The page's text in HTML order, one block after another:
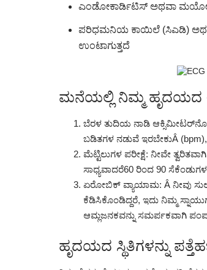
ಎಂಡೋಕಾರ್ಡಿಟಿಸ್ ಅಥವಾ
ಪರಿಧಮನಿಯ ಕಾಯಿಲೆ (ಸಿಎಡಿ)
ಉಂಟಾಗುತ್ತದೆ
ಮನೆಯಲ್ಲಿ ನಿಮ್ಮ ಹೃದಯದ
ಬೆರಳ ತುದಿಯ ನಾಡಿ
ಬಡಿತಗಳ ನಡುವೆ ಇರಬೇಕುÂ
ಮೆಟ್ಟಿಲುಗಳ ಪರೀಕ್ಷೆ: ನೀವೇ
ಸಾಧ್ಯವಾದರೆ60 ರಿಂದ 90
ಏರೋಬಿಕ್ ವ್ಯಾಯಾಮ: Â ನೀವು
ಕೆಡಿಸಿಕೊಂಡಿದ್ದರೆ, ಇದು ನಿಮ್ಮ
ಆಮ್ಲಜನಕವನ್ನು ಸಮರ್ಪಕವಾಗಿ
ಹೃದಯದ ಸ್ಥಿತಿಗಳನ್ನು